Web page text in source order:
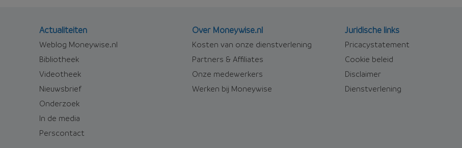
Actualiteiten
Weblog Moneywise.nl
Bibliotheek
Videotheek
Nieuwsbrief
Onderzoek
In de media
Perscontact
Over Moneywise.nl
Kosten van onze dienstverlening
Partners & Affiliates
Onze medewerkers
Werken bij Moneywise
Juridische links
Pricacystatement
Cookie beleid
Disclaimer
Dienstverlening